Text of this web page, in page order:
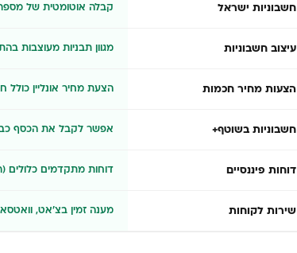
חשבוניות ישראל קבלה אוטומטית של
עיצוב חשבוניות מגוון תבניות מעוצבות
הצעות מחיר חכמות הצעת מחיר אונליין כולל
חשבוניות בשוטף+ אפשר לקבל את הכסף
דוחות פיננסיים דוחות מתקדמים כלולים
שירות לקוחות מענה זמין בצ'אט,